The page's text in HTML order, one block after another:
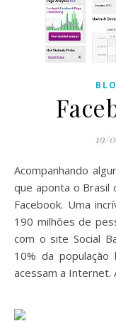
19/
Acompanhando alguns perfis no Twitter encontrei um link
que aponta o Brasil
Facebook. Uma
190 milhões de
com o site Social
10% da
acessam a Internet.